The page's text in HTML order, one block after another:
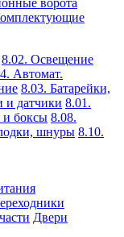
ворота
8.02. Освещение
Автомат.
8.03. Батарейки,
и датчики 8.01.
боксы 8.08.
шнуры 8.10.
Двери